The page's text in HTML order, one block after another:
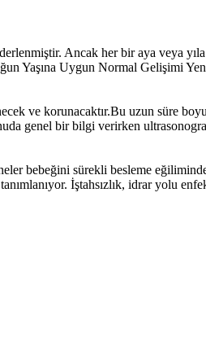
Ancak her bir aya veya
Yaşına Uygun Normal Gelişimi
ve korunacaktır.Bu uzun süre
genel bir bilgi verirken
bebeğini sürekli besleme
İştahsızlık, idrar yolu